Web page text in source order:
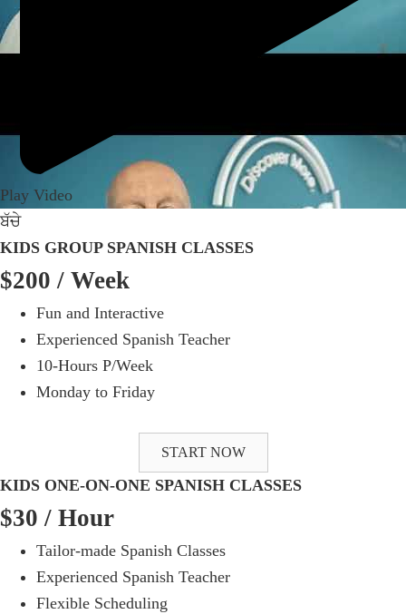
Play Video
ਬੱਚੇ
KIDS GROUP SPANISH CLASSES
$200 / Week
Fun and Interactive
Experienced Spanish Teacher
10-Hours P/Week
Monday to Friday
START NOW
KIDS ONE-ON-ONE SPANISH CLASSES
$30 / Hour
Tailor-made Spanish Classes
Experienced Spanish Teacher
Flexible Scheduling